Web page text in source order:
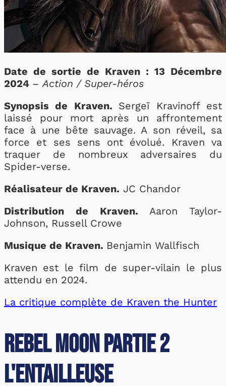
Date de sortie de Kraven : 13 Décembre
2024 –Action / Super-héros
Synopsis de Kraven. Sergeï Kravinoff est
laissé pour mort après un affrontement
face à une bête sauvage. A son réveil, sa
force et ses sens ont évolué. Kraven va
traquer de nombreux adversaires du
Spider-verse.
Réalisateur de Kraven. JC Chandor
Distribution de Kraven.Aaron Taylor-
Johnson, Russell Crowe
Musique de Kraven. Benjamin Wallfisch
Kraven est le film de super-vilain le plus
attendu en 2024.
La critique complète de Kraven the Hunter
Rebel Moon Partie 2
l'Entailleuse